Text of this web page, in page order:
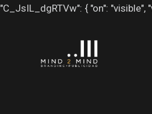
"C_JsIL_dgRTVw": { "on":